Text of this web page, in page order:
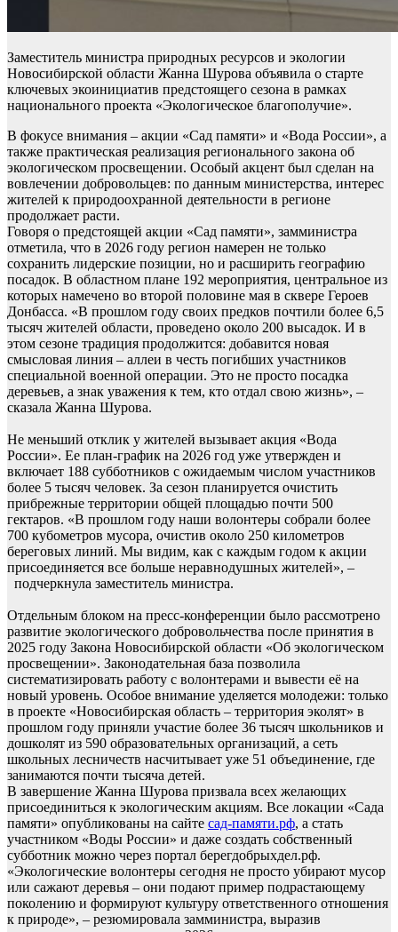
Заместитель министра природных ресурсов и экологии
Новосибирской области Жанна Шурова объявила о старте
ключевых экоинициатив предстоящего сезона в рамках
национального проекта «Экологическое благополучие».
В фокусе внимания – акции «Сад памяти» и «Вода России», а
также практическая реализация регионального закона об
экологическом просвещении. Особый акцент был сделан на
вовлечении добровольцев: по данным министерства, интерес
жителей к природоохранной деятельности в регионе
продолжает расти.
Говоря о предстоящей акции «Сад памяти», замминистра
отметила, что в 2026 году регион намерен не только
сохранить лидерские позиции, но и расширить географию
посадок. В областном плане 192 мероприятия, центральное из
которых намечено во второй половине мая в сквере Героев
Донбасса. «В прошлом году своих предков почтили более 6,5
тысяч жителей области, проведено около 200 высадок. И в
этом сезоне традиция продолжится: добавится новая
смысловая линия – аллеи в честь погибших участников
специальной военной операции. Это не просто посадка
деревьев, а знак уважения к тем, кто отдал свою жизнь», –
сказала Жанна Шурова.
Не меньший отклик у жителей вызывает акция «Вода
России». Ее план-график на 2026 год уже утвержден и
включает 188 субботников с ожидаемым числом участников
более 5 тысяч человек. За сезон планируется очистить
прибрежные территории общей площадью почти 500
гектаров. «В прошлом году наши волонтеры собрали более
700 кубометров мусора, очистив около 250 километров
береговых линий. Мы видим, как с каждым годом к акции
присоединяется все больше неравнодушных жителей», –
подчеркнула заместитель министра.
Отдельным блоком на пресс-конференции было рассмотрено
развитие экологического добровольчества после принятия в
2025 году Закона Новосибирской области «Об экологическом
просвещении». Законодательная база позволила
систематизировать работу с волонтерами и вывести её на
новый уровень. Особое внимание уделяется молодежи: только
в проекте «Новосибирская область – территория эколят» в
прошлом году приняли участие более 36 тысяч школьников и
дошколят из 590 образовательных организаций, а сеть
школьных лесничеств насчитывает уже 51 объединение, где
занимаются почти тысяча детей.
В завершение Жанна Шурова призвала всех желающих
присоединиться к экологическим акциям. Все локации «Сада
памяти» опубликованы на сайте сад-памяти.рф, а стать
участником «Воды России» и даже создать собственный
субботник можно через портал берегдобрыхдел.рф.
«Экологические волонтеры сегодня не просто убирают мусор
или сажают деревья – они подают пример подрастающему
поколению и формируют культуру ответственного отношения
к природе», – резюмировала замминистра, выразив